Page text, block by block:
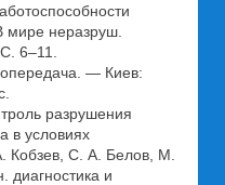
мире неразруш.
6–11.
— Киев:
разрушения
в условиях
Кобзев, С. А. Белов, М.
диагностика и